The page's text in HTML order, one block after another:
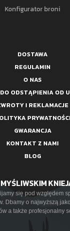
Konfigurator broni
DOSTAWA
REGULAMIN
O NAS
ODSTĄPIENIA OD
I REKLAMACJE
PRYWATNOŚCI
GWARANCJA
KONTAKT Z NAMI
BLOG
się pod względem
Dbamy o najwyższą
a także profesjonalny